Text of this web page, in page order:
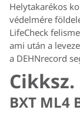
Helytakarékos
védelmére
LifeCheck
ami után a
a DEHNrecord
Cikksz.
BXT ML4